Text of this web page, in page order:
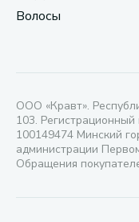
Волосы
ООО «Кравт».
103.
100149474 Минский
администрации
Обращения